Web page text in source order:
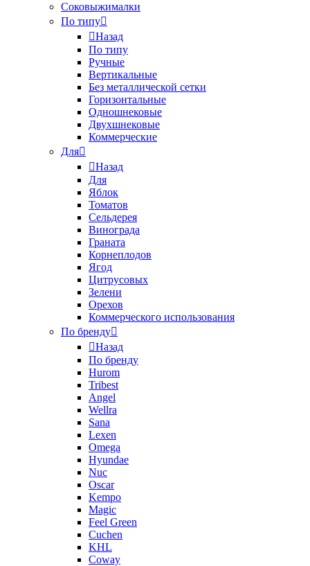
Соковыжималки
По типу
Назад
По типу
Ручные
Вертикальные
Без металлической сетки
Горизонтальные
Одношнековые
Двухшнековые
Коммерческие
Для
Назад
Для
Яблок
Томатов
Cельдерея
Винограда
Граната
Корнеплодов
Ягод
Цитрусовых
Зелени
Орехов
Коммерческого использования
По бренду
Назад
По бренду
Hurom
Tribest
Angel
Wellra
Sana
Lexen
Omega
Hyundae
Nuc
Oscar
Kempo
Magic
Feel Green
Cuchen
KHL
Coway